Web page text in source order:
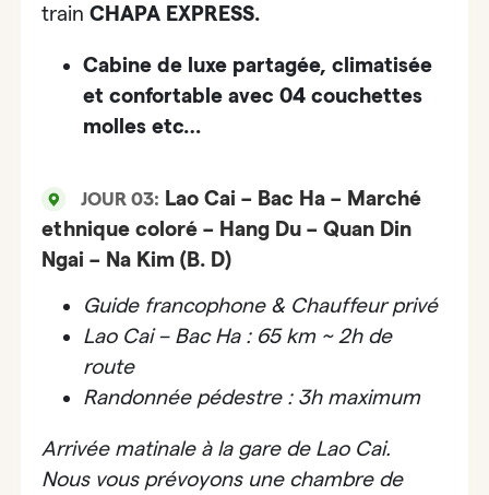
trainCHAPA EXPRESS.
Cabine de luxe partagée, climatisée
et confortable avec 04 couchettes
molles etc…
JOUR 03: Lao Cai – Bac Ha – Marché
ethnique coloré – Hang Du – Quan Din
Ngai – Na Kim (B. D)
Guide francophone & Chauffeur privé
Lao Cai – Bac Ha : 65 km ~ 2h de
route
Randonnée pédestre : 3h maximum
Arrivée matinale à la gare de Lao Cai.
Nous vous prévoyons une chambre de